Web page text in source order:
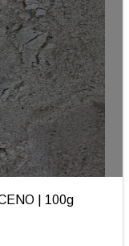
| 100g